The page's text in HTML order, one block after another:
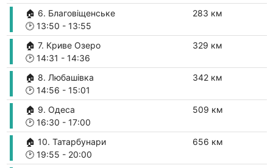
🏠 6. Благовіщенське
🕑13:50 - 13:55
283 км
🏠 7. Криве Озеро
🕑14:31 - 14:36
329 км
🏠 8. Любашівка
🕑14:56 - 15:01
342 км
🏠 9. Одеса
🕑16:30 - 17:00
509 км
🏠 10. Татарбунари
🕑19:55 - 20:00
656 км